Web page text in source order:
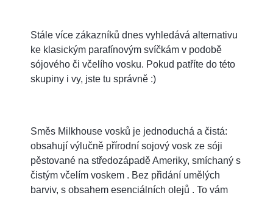
Stále více zákazníků dnes vyhledává alternativu
ke klasickým parafínovým svíčkám v podobě
sójového či včelího vosku. Pokud patříte do této
skupiny i vy, jste tu správně :)
Směs Milkhouse vosků je jednoduchá a čistá:
obsahují výlučně přírodní sojový vosk ze sóji
pěstované na středozápadě Ameriky, smíchaný s
čistým včelím voskem . Bez přidání umělých
barviv, s obsahem esenciálních olejů . To vám